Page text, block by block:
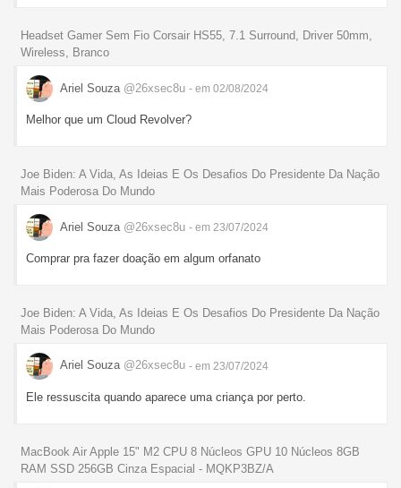
Headset Gamer Sem Fio Corsair HS55, 7.1 Surround, Driver 50mm,
Wireless, Branco
Ariel Souza @26xsec8u - em 02/08/2024
Melhor que um Cloud Revolver?
Joe Biden: A Vida, As Ideias E Os Desafios Do Presidente Da Nação
Mais Poderosa Do Mundo
Ariel Souza @26xsec8u - em 23/07/2024
Comprar pra fazer doação em algum orfanato
Joe Biden: A Vida, As Ideias E Os Desafios Do Presidente Da Nação
Mais Poderosa Do Mundo
Ariel Souza @26xsec8u - em 23/07/2024
Ele ressuscita quando aparece uma criança por perto.
MacBook Air Apple 15" M2 CPU 8 Núcleos GPU 10 Núcleos 8GB
RAM SSD 256GB Cinza Espacial - MQKP3BZ/A